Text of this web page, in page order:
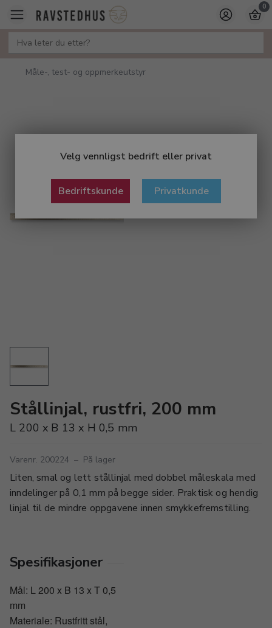
Velg vennligst bedrift eller privat
Bedriftskunde Privatkunde
0
Måle-, test- og oppmerkeutstyr
Stållinjal, rustfri, 200 mm
L 200 x B 13 x H 0,5 mm
Varenr. 200224 – På lager
Liten, smal og lett stållinjal med dobbel måleskala med
inndelinger på 0,1 mm på begge sider. Praktisk og hendig
linjal til de mindre oppgavene innen smykkefremstilling.
Spesifikasjoner
Mål: L 200 x B 13 x T 0,5
mm
Materiale: Rustfritt stål,